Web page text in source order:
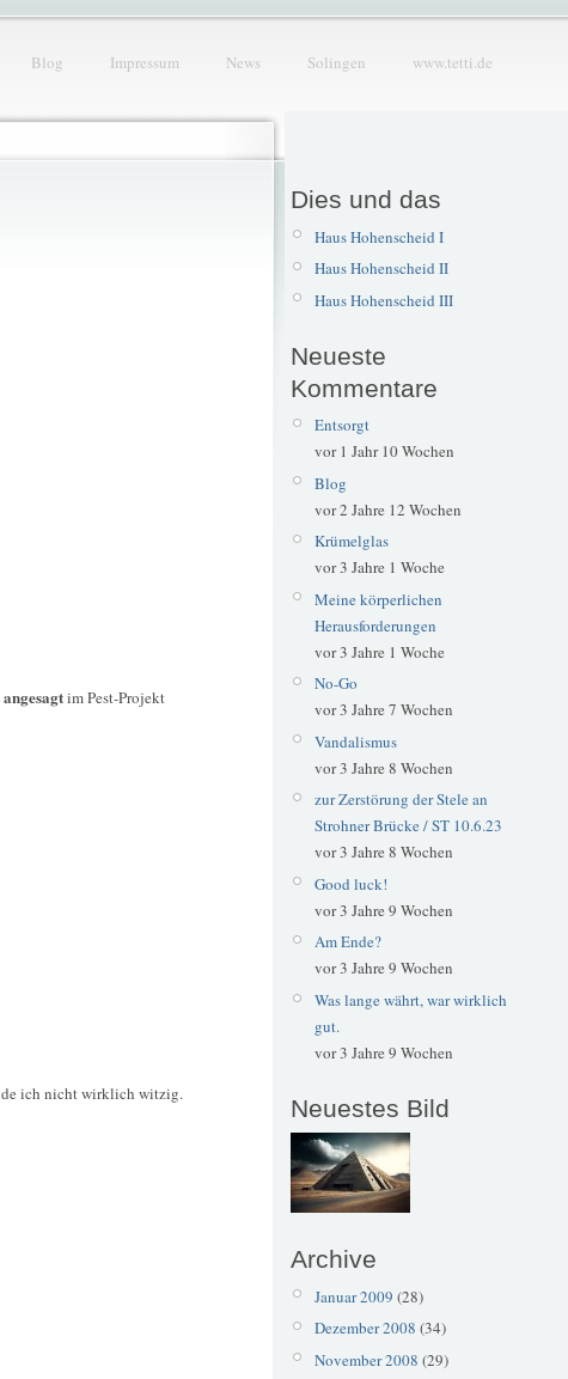
Blog Impressum News Solingen www.tetti.de
im Pest-Projekt
ich nicht wirklich witzig.
Dies und das
Haus Hohenscheid I
Haus Hohenscheid II
Haus Hohenscheid III
Neueste
Kommentare
Entsorgt
vor 1 Jahr 10 Wochen
Blog
vor 2 Jahre 12 Wochen
Krümelglas
vor 3 Jahre 1 Woche
Meine körperlichen
Herausforderungen
vor 3 Jahre 1 Woche
No-Go
vor 3 Jahre 7 Wochen
Vandalismus
vor 3 Jahre 8 Wochen
zur Zerstörung der Stele an
Strohner Brücke / ST 10.6.23
vor 3 Jahre 8 Wochen
Good luck!
vor 3 Jahre 9 Wochen
Am Ende?
vor 3 Jahre 9 Wochen
Was lange währt, war wirklich
gut.
vor 3 Jahre 9 Wochen
Neuestes Bild
Archive
Januar 2009 (28)
Dezember 2008 (34)
November 2008 (29)